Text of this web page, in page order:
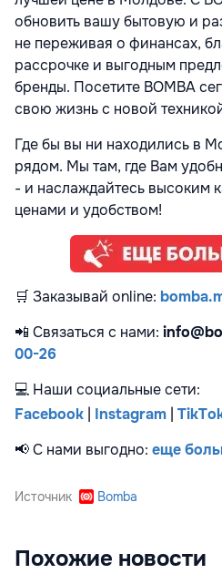
обновить вашу бытовую и
не переживая о финансах,
рассрочке и выгодным
бренды. Посетите BOMBA
свою жизнь с новой
Где бы вы ни находились в
рядом. Мы там, где Вам
- и наслаждайтесь высоким
ценами и удобством!
🛒 Заказывай online:
📲 Связаться с нами:
00-26
💻 Наши социальные сети:
Facebook Instagram
📢С нами выгодно: еще
Источник Bomba
Похожие новости